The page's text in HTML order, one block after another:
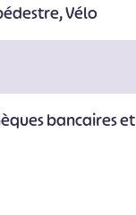
Vélo
bancaires et